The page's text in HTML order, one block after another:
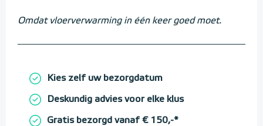
Omdat vloerverwarming in één keer goed moet.
Kies zelf uw bezorgdatum
Deskundig advies voor elke klus
Gratis bezorgd vanaf € 150,-*